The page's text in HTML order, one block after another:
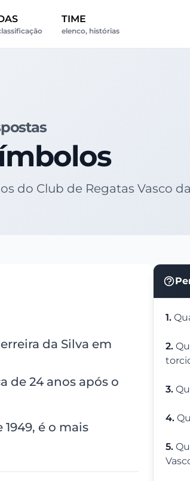
TIME
elenco, histórias
do Club de Regatas Vasco
1.
2.
3.
4.
5.
da Silva em
de 24 anos após o
é o mais